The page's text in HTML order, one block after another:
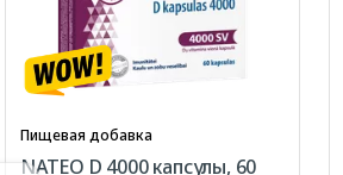
Пищевая добавка
NATEO D 4000 капсулы, 60